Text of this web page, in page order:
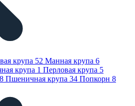
крупа 52 Манная крупа 6
крупа 1 Перловая крупа 5
8 Пшеничная крупа 34 Попкорн 8